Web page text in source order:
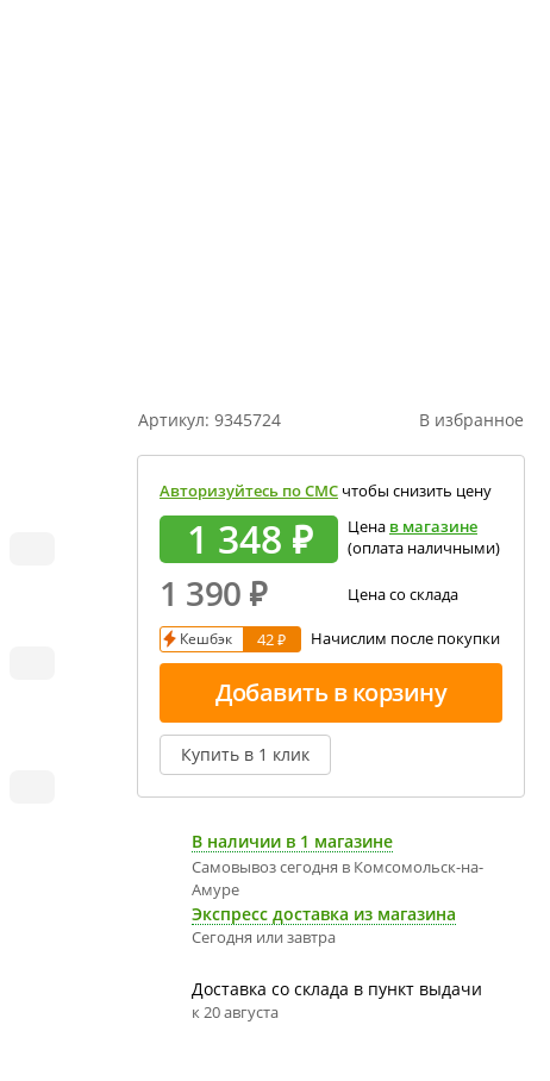
В избранное
Артикул: 9345724
Авторизуйтесь по СМС чтобы снизить цену
1 348 ₽ Цена в магазине
(оплата наличными)
1 390 ₽ Цена со склада
Кешбэк 42 ₽ Начислим после покупки
Добавить в корзину
Купить в 1 клик
В наличии в 1 магазине
Самовывоз сегодня в Комсомольск-на-
Амуре
Экспресс доставка из магазина
Сегодня или завтра
Доставка со склада в пункт выдачи
к 20 августа